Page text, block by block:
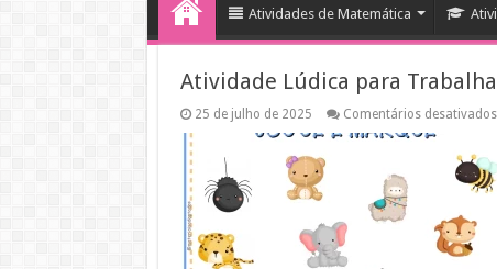
Atividades de Matemática
Atividade Lúdica para
25 de julho de 2025 Comentários desativados